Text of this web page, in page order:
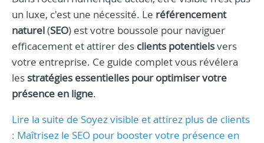
un luxe, c'est une nécessité. Le référencement
naturel(SEO) est votre boussole pour naviguer
efficacement et attirer des clients potentielsvers
votre entreprise. Ce guide complet vous révélera
les stratégies essentielles pour optimiser votre
présence en ligne.
Lire la suite de Soyez visible et attirez plus de clients
: Maîtrisez le SEO pour booster votre présence en